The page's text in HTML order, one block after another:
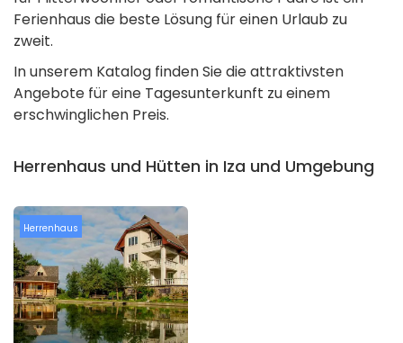
Ferienhaus die beste Lösung für einen Urlaub zu
zweit.
In unserem Katalog finden Sie die attraktivsten
Angebote für eine Tagesunterkunft zu einem
erschwinglichen Preis.
Herrenhaus und Hütten in Iza und Umgebung
Herrenhaus